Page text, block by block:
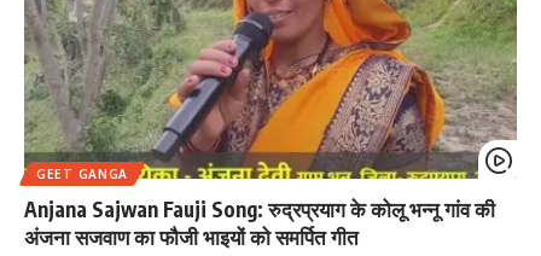
GEET GANGA
Anjana Sajwan Fauji Song: रुद्रप्रयाग के कोलू भन्नू गांव की
अंजना सजवाण का फौजी भाइयों को समर्पित गीत